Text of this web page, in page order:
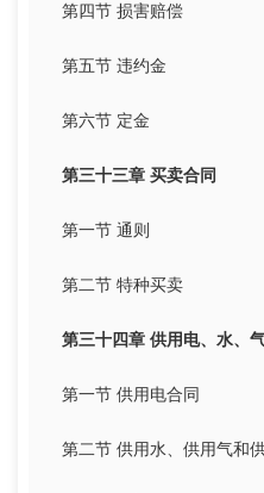
第四节 损害赔偿
第五节 违约金
第六节 定金
第三十三章 买卖合同
第一节 通则
第二节 特种买卖
第三十四章 供用电、水、
第一节 供用电合同
第二节 供用水、供用气和